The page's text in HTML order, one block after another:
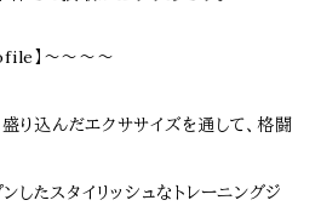
】～～～～
り込んだエクササイズを通して、格闘
したスタイリッシュなトレーニングジ